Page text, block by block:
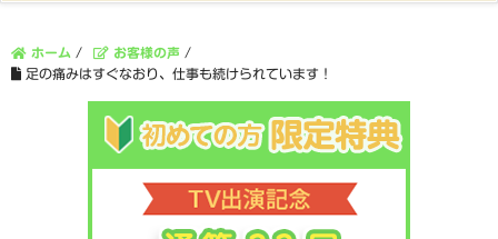
ホーム / お客様の声 /
足の痛みはすぐなおり、仕事も続けられています！